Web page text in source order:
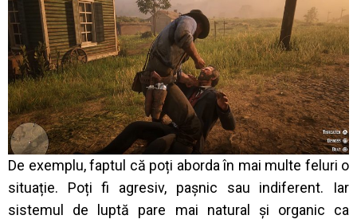
De exemplu, faptul că poți aborda în mai multe feluri o
situație. Poți fi agresiv, pașnic sau indiferent. Iar
sistemul de luptă pare mai natural și organic ca